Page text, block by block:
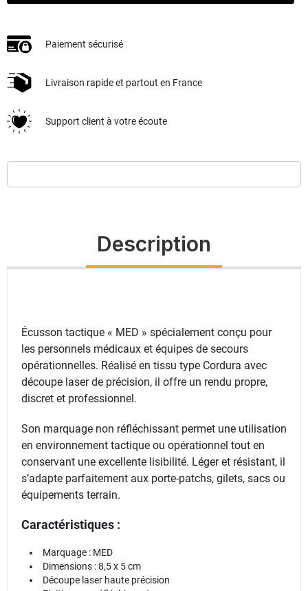
Paiement sécurisé
Livraison rapide et partout en France
Support client à votre écoute
Description
Écusson tactique « MED » spécialement conçu pour
les personnels médicaux et équipes de secours
opérationnelles. Réalisé en tissu type Cordura avec
découpe laser de précision, il offre un rendu propre,
discret et professionnel.
Son marquage non réfléchissant permet une utilisation
en environnement tactique ou opérationnel tout en
conservant une excellente lisibilité. Léger et résistant, il
s’adapte parfaitement aux porte-patchs, gilets, sacs ou
équipements terrain.
Caractéristiques :
Marquage : MED
Dimensions : 8,5 x 5 cm
Découpe laser haute précision